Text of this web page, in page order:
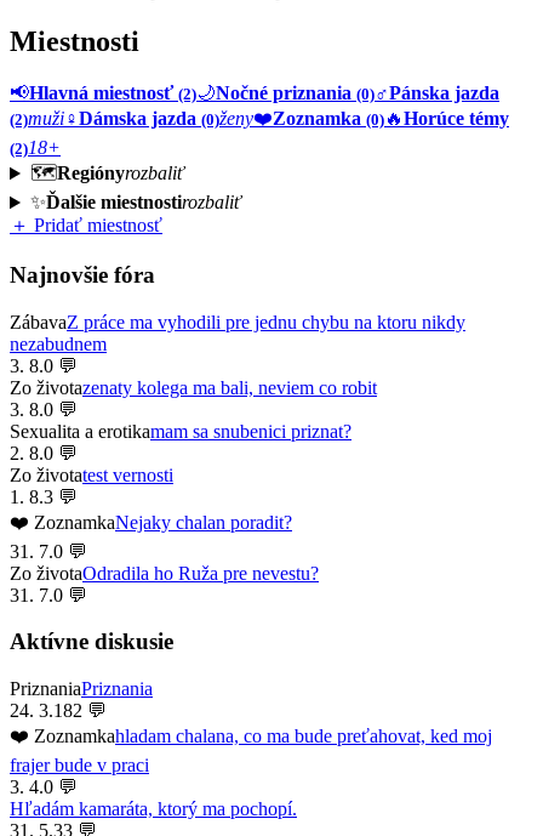
Miestnosti
📢Hlavná miestnosť (2)🌙Nočné priznania (0)♂️Pánska jazda
(2)muži♀️Dámska jazda (0)ženy❤️Zoznamka (0) 🔥Horúce témy
(2)18+
🗺️Regiónyrozbaliť
✨Ďalšie miestnostirozbaliť
＋ Pridať miestnosť
Najnovšie fóra
ZábavaZ práce ma vyhodili pre jednu chybu na ktoru nikdy
nezabudnem
3. 8.0 💬
Zo životazenaty kolega ma bali, neviem co robit
3. 8.0 💬
Sexualita a erotikamam sa snubenici priznat?
2. 8.0 💬
Zo životatest vernosti
1. 8.3 💬
❤️ ZoznamkaNejaky chalan poradit?
31. 7.0 💬
Zo životaOdradila ho Ruža pre nevestu?
31. 7.0 💬
Aktívne diskusie
PriznaniaPriznania
24. 3.182 💬
❤️ Zoznamkahladam chalana, co ma bude preťahovat, ked moj
frajer bude v praci
3. 4.0 💬
Hľadám kamaráta, ktorý ma pochopí.
31. 5.33 💬